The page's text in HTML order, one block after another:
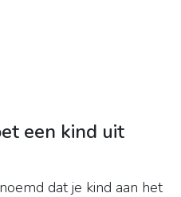
een kind uit
dat je kind aan het